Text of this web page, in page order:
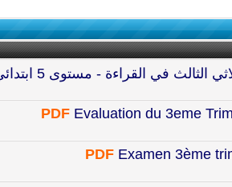
الثالث في القراءة - مستوى 5 ابتدائي
PDF Evaluation du 3eme
PDF Examen 3ème